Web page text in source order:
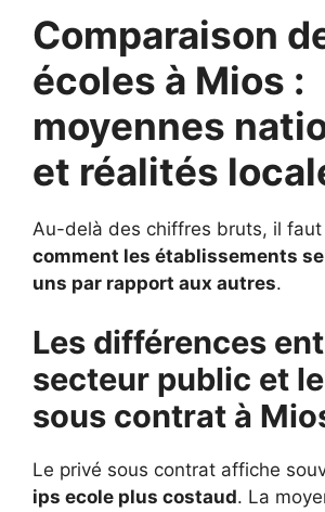
Comparaison
écoles à Mios :
moyennes
et réalités
Au-delà des chiffres bruts, il
comment les établissements
uns par rapport aux autres.
Les différences
secteur public et
sous contrat à
Le privé sous contrat affiche
ips ecole plus costaud. La